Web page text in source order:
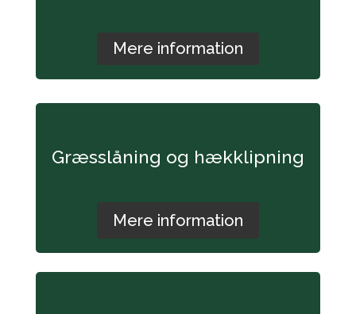
Mere information
Græsslåning og hækklipning
Mere information